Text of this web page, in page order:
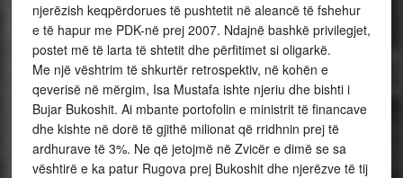
njerëzish keqpërdorues të pushtetit në aleancë të fshehur
e të hapur me PDK-në prej 2007. Ndajnë bashkë privilegjet,
postet më të larta të shtetit dhe përfitimet si oligarkë.
Me një vështrim të shkurtër retrospektiv, në kohën e
qeverisë në mërgim, Isa Mustafa ishte njeriu dhe bishti i
Bujar Bukoshit. Ai mbante portofolin e ministrit të financave
dhe kishte në dorë të gjithë milionat që rridhnin prej të
ardhurave të 3%. Ne që jetojmë në Zvicër e dimë se sa
vështirë e ka patur Rugova prej Bukoshit dhe njerëzve të tij